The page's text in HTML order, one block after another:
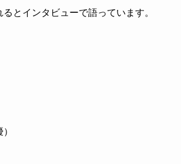
とインタビューで語っています。